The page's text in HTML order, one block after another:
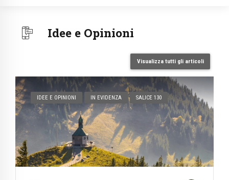
Idee e Opinioni
Visualizza tutti gli articoli
IDEE E OPINIONI IN EVIDENZA SALICE 130